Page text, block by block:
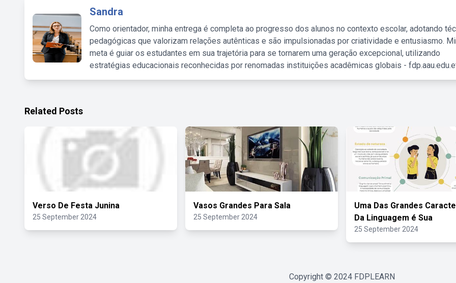
Sandra
Como orientador, minha entrega é completa ao progresso dos alunos no contexto escolar, adotando
pedagógicas que valorizam relações autênticas e são impulsionadas por criatividade e entusiasmo.
meta é guiar os estudantes em sua trajetória para se tornarem uma geração excepcional, utilizando
estratégias educacionais reconhecidas por renomadas instituições acadêmicas globais -
Related Posts
Verso De Festa Junina
25 September 2024
Vasos Grandes Para Sala
25 September 2024
Uma Das Grandes
Da Linguagem é Sua
25 September 2024
Copyright © 2024 FDPLEARN